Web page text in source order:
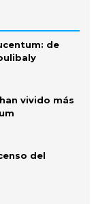
de
vivido más
del